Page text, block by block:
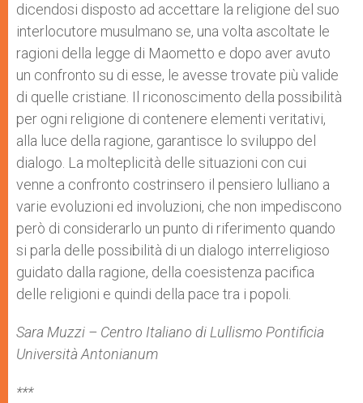
dicendosi disposto ad accettare la religione del suo
interlocutore musulmano se, una volta ascoltate le
ragioni della legge di Maometto e dopo aver avuto
un confronto su di esse, le avesse trovate più valide
di quelle cristiane. Il riconoscimento della possibilità
per ogni religione di contenere elementi veritativi,
alla luce della ragione, garantisce lo sviluppo del
dialogo. La molteplicità delle situazioni con cui
venne a confronto costrinsero il pensiero lulliano a
varie evoluzioni ed involuzioni, che non impediscono
però di considerarlo un punto di riferimento quando
si parla delle possibilità di un dialogo interreligioso
guidato dalla ragione, della coesistenza pacifica
delle religioni e quindi della pace tra i popoli.
Sara Muzzi – Centro Italiano di Lullismo Pontificia
Università Antonianum
***